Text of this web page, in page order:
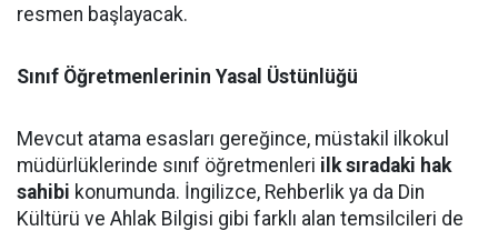
resmen başlayacak.
Sınıf Öğretmenlerinin Yasal Üstünlüğü
Mevcut atama esasları gereğince, müstakil ilkokul
müdürlüklerinde sınıf öğretmenleri ilk sıradaki hak
sahibi konumunda. İngilizce, Rehberlik ya da Din
Kültürü ve Ahlak Bilgisi gibi farklı alan temsilcileri de